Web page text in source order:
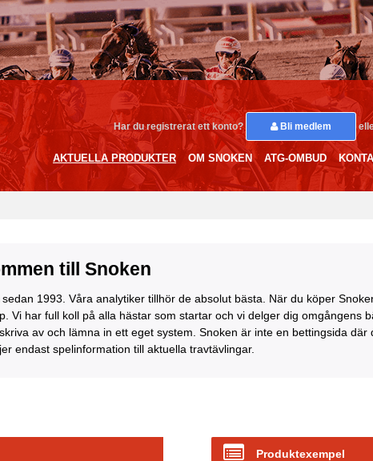
Har du registrerat ett konto? Bli medlem
AKTUELLA PRODUKTER OM SNOKEN ATG-OMBUD
till Snoken
1993. Våra analytiker tillhör de absolut bästa. När du köper
Vi har full koll på alla hästar som startar och vi delger dig omgångens
av och lämna in ett eget system. Snoken är inte en bettingsida där
endast spelinformation till aktuella travtävlingar.
Produktexempel